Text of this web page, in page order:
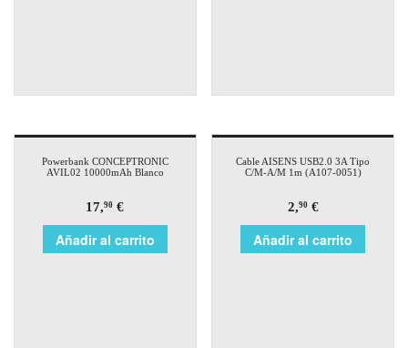
Powerbank CONCEPTRONIC
AVIL02 10000mAh Blanco
17,90 €
Añadir al carrito
Cable AISENS USB2.0 3A Tipo
C/M-A/M 1m (A107-0051)
2,90€
Añadir al carrito